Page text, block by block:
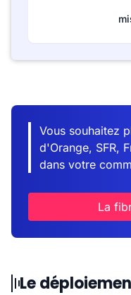
Vous souhaitez
d'Orange, SFR,
dans votre
La
Le